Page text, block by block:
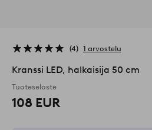
4 1 arvostelu
Kranssi LED, halkaisija 50 cm
Tuoteseloste
108 EUR